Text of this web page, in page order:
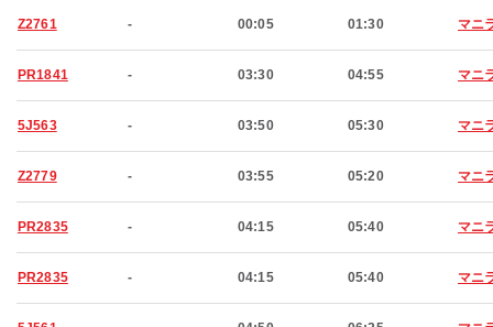
Z2761 - 00:05 01:30 マニ
PR1841 - 03:30 04:55 マニ
5J563 - 03:50 05:30 マニ
Z2779 - 03:55 05:20 マニ
PR2835 - 04:15 05:40 マニ
PR2835 - 04:15 05:40 マニ